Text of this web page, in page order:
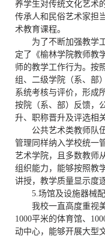
养学生对传统文化艺术
传承人和民俗艺术家担
术教育课程。
为了不断加强教学
定了《榆林学院教师教
师的教学工作行为。按
组、二级学院（系、部
系统考核与评价，形成
按院（系、部）反馈，
升、职称晋升及评选相
公共艺术类教师队
管理同样纳入学校统一
艺术学院，且多数教师
组织能力，能够按照教
讲授，教学质量显示度
5.场馆及设施器械
我校一直高度重视
1000平米的体育馆、
动中心，能够开展大型